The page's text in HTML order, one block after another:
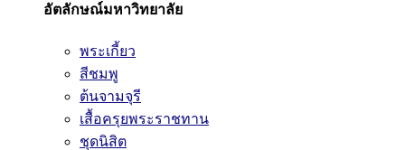
อัตลักษณ์มหาวิทยาลัย
พระเกี้ยว
สีชมพู
ต้นจามจุรี
เสื้อครุยพระราชทาน
ชุดนิสิต